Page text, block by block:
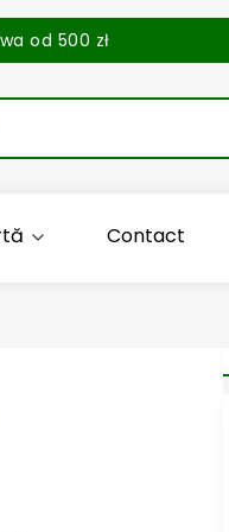
od 500 zł
Contact